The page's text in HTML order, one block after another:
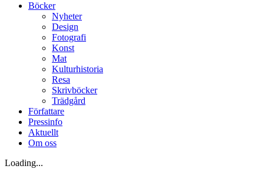
Böcker
Nyheter
Design
Fotografi
Konst
Mat
Kulturhistoria
Resa
Skrivböcker
Trädgård
Författare
Pressinfo
Aktuellt
Om oss
Loading...